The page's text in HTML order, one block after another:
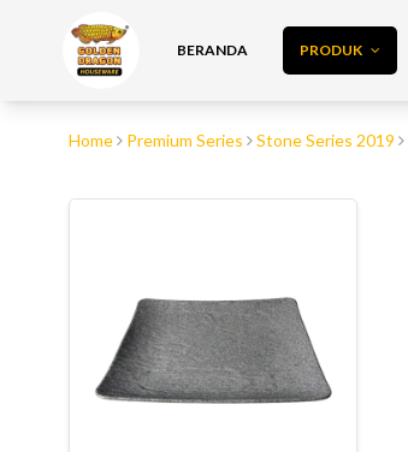
BERANDA PRODUK
Home Premium Series Stone Series 2019